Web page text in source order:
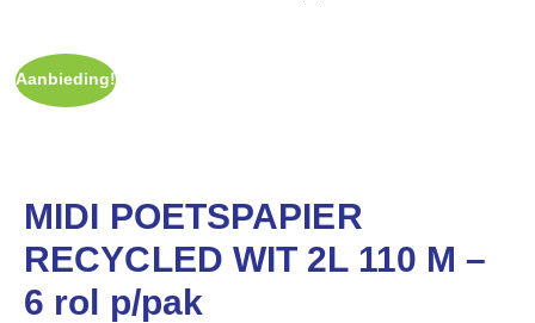
Aanbieding!
MIDI POETSPAPIER
RECYCLED WIT 2L 110 M –
6 rol p/pak